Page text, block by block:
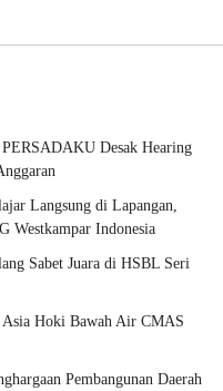
Desak Hearing
Langsung di Lapangan,
Westkampar Indonesia
Sabet Juara di HSBL Seri
Hoki Bawah Air CMAS
Pembangunan Daerah